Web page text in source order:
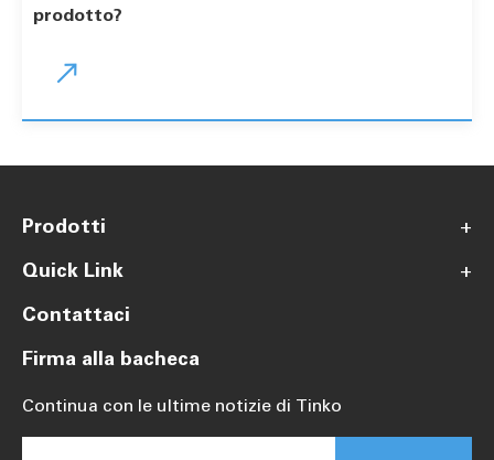
prodotto?

Prodotti
+
Quick Link
+
Contattaci
Firma alla bacheca
Continua con le ultime notizie di Tinko